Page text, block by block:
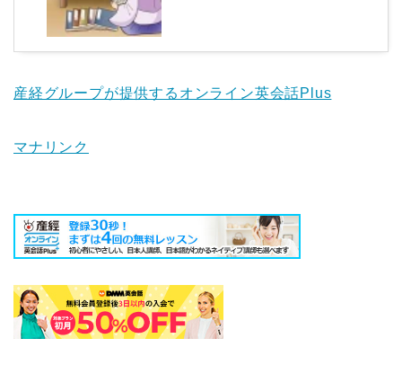
産経グループが提供するオンライン英会話Plus
マナリンク